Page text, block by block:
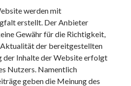
werden mit
erstellt. Der Anbieter
Gewähr für die Richtigkeit,
der bereitgestellten
der Inhalte der Website erfolgt
Nutzers. Namentlich
geben die Meinung des